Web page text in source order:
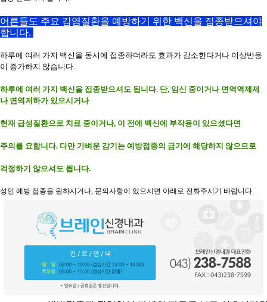
어른들도 주요 감염질환을 예방하기 위한 백신을 접종받으셔야
합니다.
하루에 여러 가지 백신을 동시에 접종하더라도 효과가 감소한다거나 이상반응
이 증가하지 않습니다.
하루에 여러 가지 백신을 접종받으셔도 됩니다. 단, 임신 중이거나 면역역제제
나 면역저하가 있으시거나
현재 급성질환으로 치료 중이거나, 이 전에 백신에 부작용이 있으셨다면
주의를 요합니다. 다만 가벼운 감기는 예방접종의 금기에 해당하지 않으므로
걱정하기 않으셔도 됩니다.
성인 예방 접종을 원하시거나, 문의사항이 있으시면 아래로 전화주시기 바랍니다.